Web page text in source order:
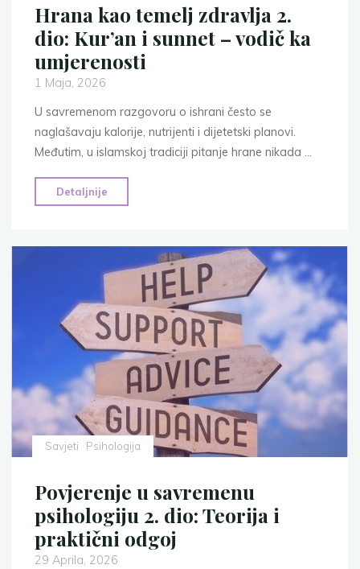
Hrana kao temelj zdravlja 2.
dio: Kur’an i sunnet – vodič ka
umjerenosti
1 Maja, 2026
U savremenom razgovoru o ishrani često se
naglašavaju kalorije, nutrijenti i dijetetski planovi.
Međutim, u islamskoj tradiciji pitanje hrane nikada …
Detaljnije
kao
zdravlja
2.
Kur’an
sunnet
vodič
ka
umjerenosti"
Savjeti
Psihologija
Povjerenje u savremenu
psihologiju 2. dio: Teorija i
praktični odgoj
29 Aprila, 2026